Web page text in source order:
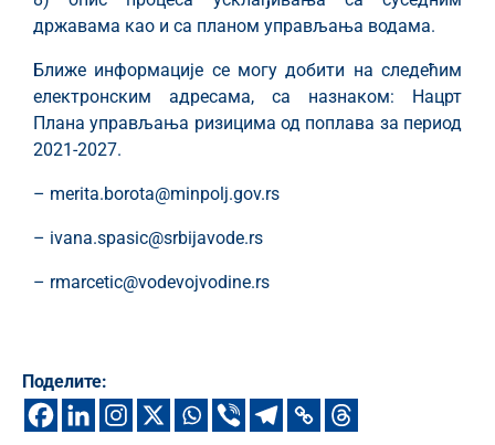
државама као и са планом управљања водама.
Ближе информације се могу добити на следећим
електронским адресама, са назнаком: Нацрт
Плана управљања ризицима од поплава за период
2021-2027.
– merita.borota@minpolj.gov.rs
– ivana.spasic@srbijavode.rs
– rmarcetic@vodevojvodine.rs
Поделите: